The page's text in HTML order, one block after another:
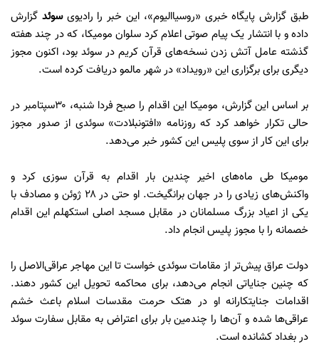
طبق گزارش پایگاه خبری «روسیاالیوم»، این خبر را رادیویسوئد گزارش
داده و با انتشار یک پیام صوتی اعلام کرد سلوان مومیکا، که در چند هفته
گذشته عامل آتش زدن نسخه‌های قرآن کریم در سوئد بود، اکنون مجوز
دیگری برای برگزاری این «رویداد» در شهر مالمو دریافت کرده است.
بر اساس این گزارش، مومیکا این اقدام را صبح فردا شنبه، ۳۰سپتامبر در
حالی تکرار خواهد کرد که روزنامه «افتونبلادت» سوئدی از صدور مجوز
برای این کار از سوی پلیس این کشور خبر می‌دهد‌.
مومیکا طی ماه‌های اخیر چندین بار اقدام به قرآن سوزی کرد و
واکنش‌های زیادی را در جهان برانگیخت. او حتی در ۲۸ ژوئن و مصادف با
یکی از اعیاد بزرگ مسلمانان در مقابل مسجد اصلی استکهلم این اقدام
خصمانه را با مجوز پلیس انجام داد.
دولت عراق پیش‌تر از مقامات سوئدی خواست تا این مهاجر عراقی‌الاصل را
که چنین جنایاتی انجام می‌دهد، برای محاکمه تحویل این کشور دهند‌.
اقدامات جنایتکارانه او در هتک حرمت مقدسات اسلام باعث خشم
عراقی‌ها شده و آن‌ها را چندمین بار برای اعتراض به مقابل سفارت سوئد
در بغداد کشانده است.